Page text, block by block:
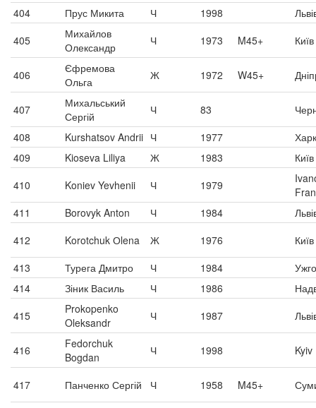
404
Прус Микита Ч 1998
405
Михайлов
Олександр
Ч 1973 M45+ Київ
406
Єфремова
Ольга
Ж 1972 W45+
407
Михальський
Сергій
Ч 83
408
Kurshatsov Andrii Ч 1977
409
Kioseva Liliya Ж 1983
Київ
410
Koniev Yevhenii Ч 1979
411
Borovyk Anton Ч 1984
412
Korotchuk Оlena Ж 1976
Київ
413
Турега Дмитро Ч 1984
414
Зіник Василь Ч 1986
415
Prokopenko
Oleksandr
Ч 1987
416
Fedorchuk
Bogdan
Ч 1998 Kyiv
417 Панченко Сергій Ч 1958 M45+